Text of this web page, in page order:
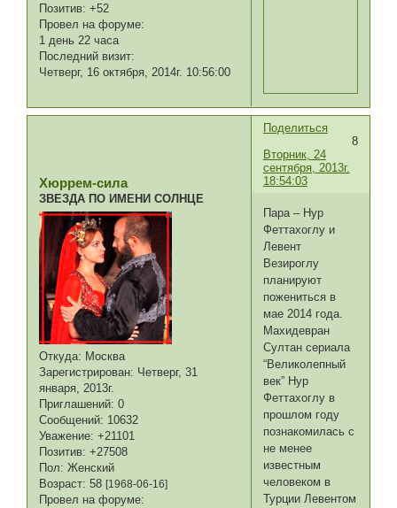
Позитив: +52
Провел на форуме:
1 день 22 часа
Последний визит:
Четверг, 16 октября, 2014г. 10:56:00
Поделиться
8
Вторник, 24
сентября, 2013г.
18:54:03
Хюррем-сила
ЗВЕЗДА ПО ИМЕНИ СОЛНЦЕ
Откуда: Москва
Зарегистрирован: Четверг, 31
января, 2013г.
Приглашений: 0
Сообщений: 10632
Уважение: +21101
Позитив: +27508
Пол: Женский
Возраст: 58[1968-06-16]
Провел на форуме:
Пара – Нур
Феттахоглу и
Левент
Везироглу
планируют
пожениться в
мае 2014 года.
Махидевран
Султан сериала
“Великолепный
век” Нур
Феттахоглу в
прошлом году
познакомилась с
не менее
известным
человеком в
Турции Левентом